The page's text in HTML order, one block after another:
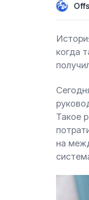
когда
Такое
на